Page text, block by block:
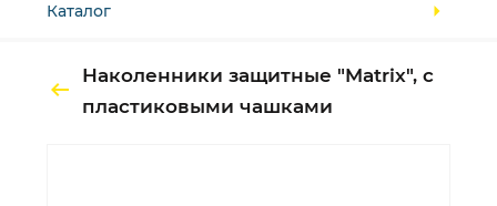
Каталог
Наколенники защитные "Matrix", с
пластиковыми чашками